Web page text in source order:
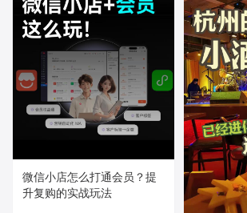
微信小店怎么打通会员？提
升复购的实战玩法